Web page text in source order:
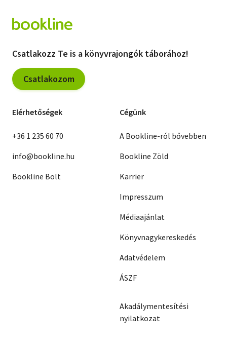
Csatlakozz Te is a könyvrajongók táborához!
Csatlakozom
Elérhetőségek
+36 1 235 60 70
info@bookline.hu
Bookline Bolt
Cégünk
A Bookline-ról bővebben
Bookline Zöld
Karrier
Impresszum
Médiaajánlat
Könyvnagykereskedés
Adatvédelem
ÁSZF
Akadálymentesítési
nyilatkozat